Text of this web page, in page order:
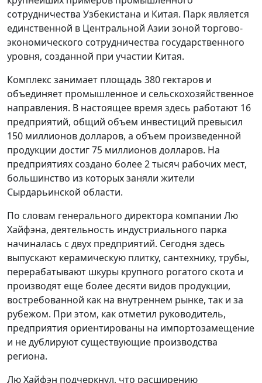
сотрудничества Узбекистана и Китая. Парк является
единственной в Центральной Азии зоной торгово-
экономического сотрудничества государственного
уровня, созданной при участии Китая.
Комплекс занимает площадь 380 гектаров и
объединяет промышленное и сельскохозяйственное
направления. В настоящее время здесь работают 16
предприятий, общий объем инвестиций превысил
150 миллионов долларов, а объем произведенной
продукции достиг 75 миллионов долларов. На
предприятиях создано более 2 тысяч рабочих мест,
большинство из которых заняли жители
Сырдарьинской области.
По словам генерального директора компании Лю
Хайфэна, деятельность индустриального парка
начиналась с двух предприятий. Сегодня здесь
выпускают керамическую плитку, сантехнику, трубы,
перерабатывают шкуры крупного рогатого скота и
производят еще более десяти видов продукции,
востребованной как на внутреннем рынке, так и за
рубежом. При этом, как отметил руководитель,
предприятия ориентированы на импортозамещение
и не дублируют существующие производства
региона.
Лю Хайфэн подчеркнул, что расширению